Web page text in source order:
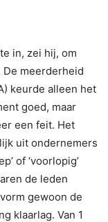
in, zei hij, om
De meerderheid
keurde alleen het
goed, maar
een feit. Het
uit ondernemers
of ‘voorlopig’
de leden
gewoon de
klaarlag. Van 1